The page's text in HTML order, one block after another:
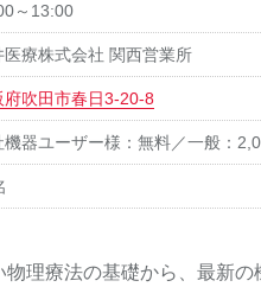
～13:00
医療株式会社 関西営業所
府吹田市春日3-20-8
機器ユーザー様：無料／一般：
理療法の基礎から、最新